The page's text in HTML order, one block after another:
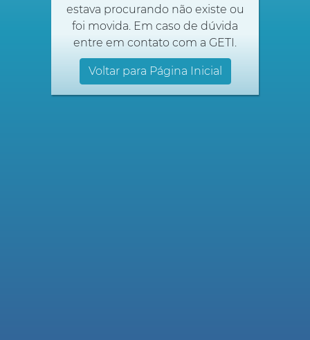
estava procurando não existe ou
foi movida. Em caso de dúvida
entre em contato com a GETI.
Voltar para Página Inicial